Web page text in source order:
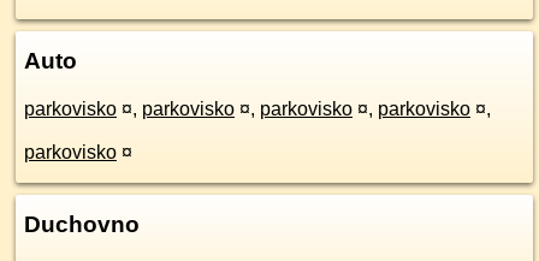
Auto
parkovisko ¤, parkovisko ¤, parkovisko ¤, parkovisko ¤,
parkovisko ¤
Duchovno